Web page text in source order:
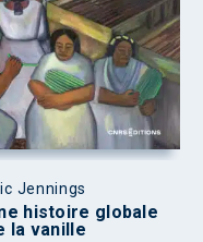
Jennings
histoire globale
la vanille